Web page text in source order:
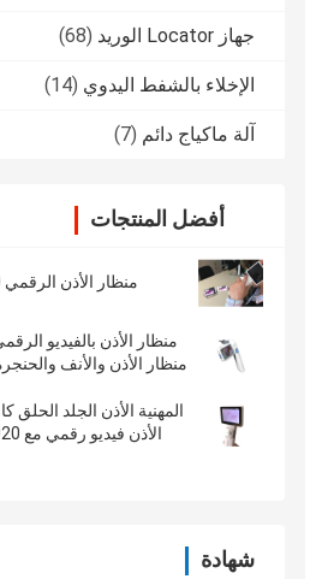
جهاز Locator الوريد (68)
الإخلاء بالشفط اليدوي (14)
آلة ماكياج دائم (7)
أفضل المنتجات
منظار الأذن الرقمي 720 × 480
منظار الأذن بالفيديو
منظار الأذن والأنف
المهنية الأذن الجلد الحلق
شهادة